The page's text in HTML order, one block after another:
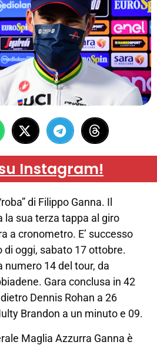
Instagram!
di Filippo Ganna. Il
la sua terza tappa al giro
a cronometro. E’ successo
di oggi, sabato 17 ottobre.
numero 14 del tour, da
Gara conclusa in 42
Dennis Rohan a 26
Brandon a un minuto e 09.
Maglia Azzurra Ganna è